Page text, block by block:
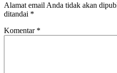
Alamat email Anda tidak akan
ditandai *
Komentar *